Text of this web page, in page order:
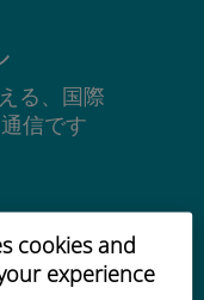
cookies and
experience
る、国際
信です
ンス